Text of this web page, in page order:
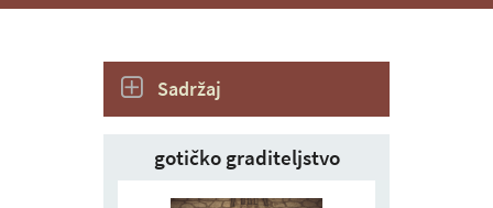
Sadržaj
gotičko graditeljstvo